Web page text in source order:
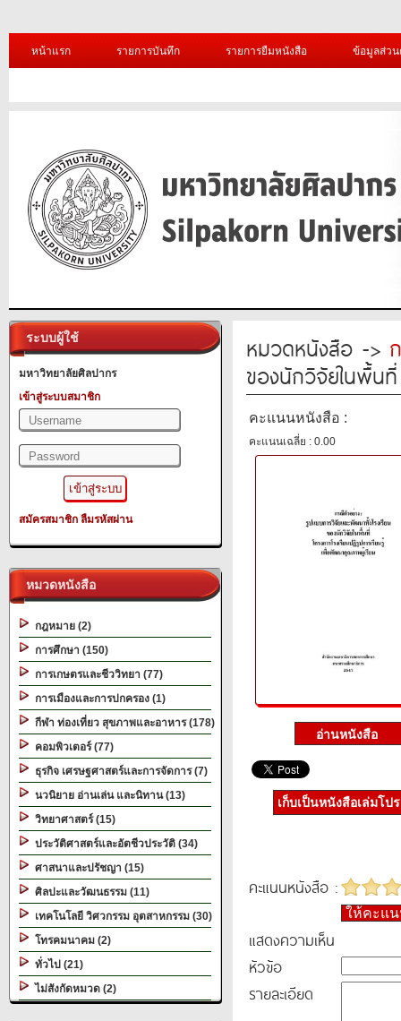
หน้าแรก รายการบันทึก รายการยืมหนังสือ ข้อมูลส่ว
ระบบผู้ใช้
มหาวิทยาลัยศิลปากร
เข้าสู่ระบบสมาชิก
สมัครสมาชิก ลืมรหัสผ่าน
หมวดหนังสือ
กฎหมาย (2)
การศึกษา (150)
การเกษตรและชีววิทยา (77)
การเมืองและการปกครอง (1)
กีฬา ท่องเที่ยว สุขภาพและอาหาร (178)
คอมพิวเตอร์ (77)
ธุรกิจ เศรษฐศาสตร์และการจัดการ (7)
นวนิยาย อ่านเล่น และนิทาน (13)
วิทยาศาสตร์ (15)
ประวัติศาสตร์และอัตชีวประวัติ (34)
ศาสนาและปรัชญา (15)
ศิลปะและวัฒนธรรม (11)
เทคโนโลยี วิศวกรรม อุตสาหกรรม (30)
โทรคมนาคม (2)
ทั่วไป (21)
ไม่สังกัดหมวด (2)
หมวดหนังสือ ->
ของนักวิจัยในพื้นที่
คะแนนหนังสือ :
คะแนนเฉลี่ย : 0.00
เก็บเป็นหนังสือเล่มโป
คะแนนหนังสือ :
ให้คะแ
แสดงความเห็น
หัวข้อ
รายละเอียด